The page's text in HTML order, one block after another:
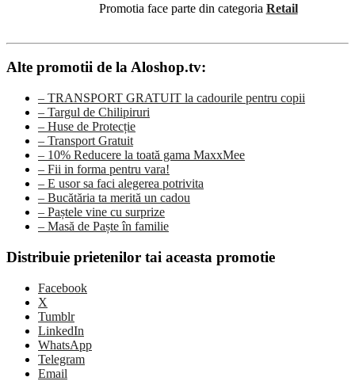
Promotia face parte din categoria Retail
Alte promotii de la Aloshop.tv:
– TRANSPORT GRATUIT la cadourile pentru copii
– Targul de Chilipiruri
– Huse de Protecție
– Transport Gratuit
– 10% Reducere la toată gama MaxxMee
– Fii in forma pentru vara!
– E usor sa faci alegerea potrivita
– Bucătăria ta merită un cadou
– Paștele vine cu surprize
– Masă de Paște în familie
Distribuie prietenilor tai aceasta promotie
Facebook
X
Tumblr
LinkedIn
WhatsApp
Telegram
Email